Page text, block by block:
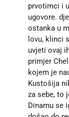
prvotimci i
ugovore.
ostanka u
lovu, klinci
uvjeti ovaj
primjer
kojem je
Kustošija
za sebe, to
Dinamu se